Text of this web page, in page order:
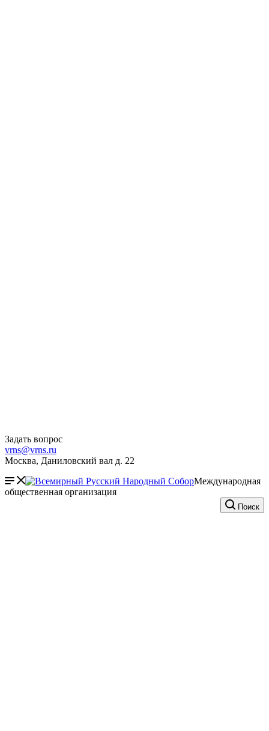
Задать вопрос
vrns@vrns.ru
Москва, Даниловский вал д. 22
Международная
общественная организация
Поиск